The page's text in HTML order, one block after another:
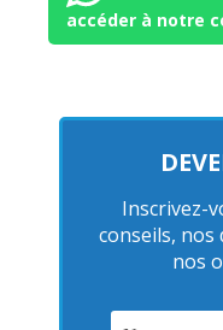
accéder à notre
Inscrivez-
conseils,
nos